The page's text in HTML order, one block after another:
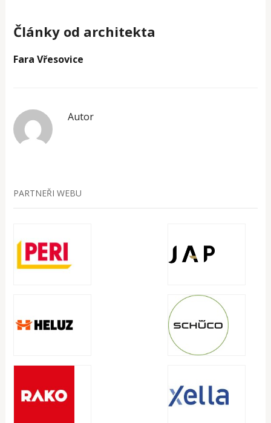
Články od architekta
Fara Vřesovice
Autor
PARTNEŘI WEBU